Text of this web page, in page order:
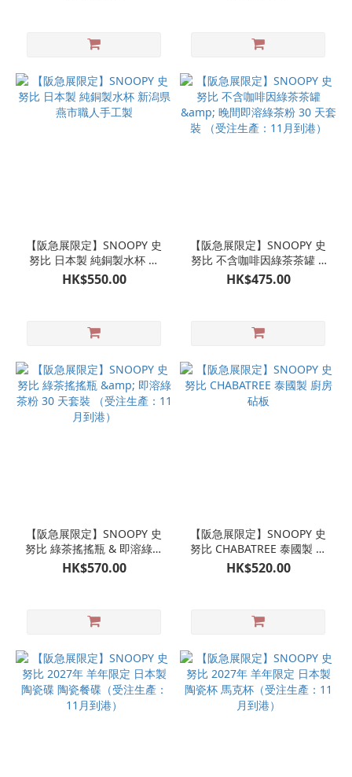
【阪急展限定】SNOOPY 史
努比 日本製 純銅製水杯 新
潟県燕市職人手工製
HK$550.00
【阪急展限定】SNOOPY 史
努比 不含咖啡因綠茶茶罐 &
晚間即溶綠茶粉 30 天套裝
（受注生產：11月到港）
HK$475.00
【阪急展限定】SNOOPY 史
努比 綠茶搖搖瓶 & 即溶綠茶
粉 30 天套裝 （受注生產：
11月到港）
HK$570.00
【阪急展限定】SNOOPY 史
努比 CHABATREE 泰國製 廚
房砧板
HK$520.00